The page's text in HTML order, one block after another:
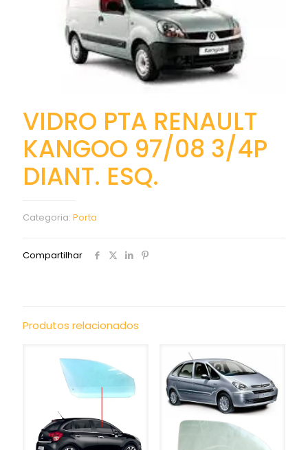
VIDRO PTA RENAULT
KANGOO 97/08 3/4P
DIANT. ESQ.
Categoria: Porta
Compartilhar
Produtos relacionados